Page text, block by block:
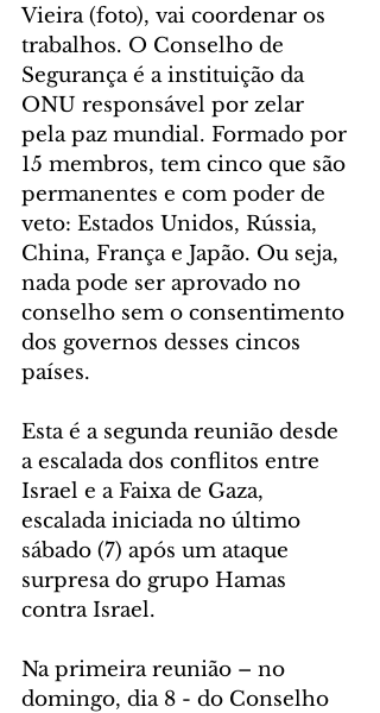
Vieira (foto), vai coordenar os
trabalhos. O Conselho de
Segurança é a instituição da
ONU responsável por zelar
pela paz mundial. Formado por
15 membros, tem cinco que são
permanentes e com poder de
veto: Estados Unidos, Rússia,
China, França e Japão. Ou seja,
nada pode ser aprovado no
conselho sem o consentimento
dos governos desses cincos
países.
Esta é a segunda reunião desde
a escalada dos conflitos entre
Israel e a Faixa de Gaza,
escalada iniciada no último
sábado (7) após um ataque
surpresa do grupo Hamas
contra Israel.
Na primeira reunião – no
domingo, dia 8 - do Conselho